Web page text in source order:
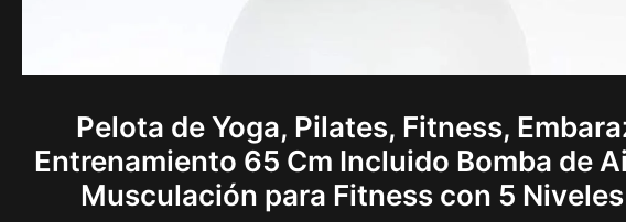
Pelota de Yoga, Pilates, Fitness,
Entrenamiento 65 Cm Incluido Bomba de
Musculación para Fitness con 5